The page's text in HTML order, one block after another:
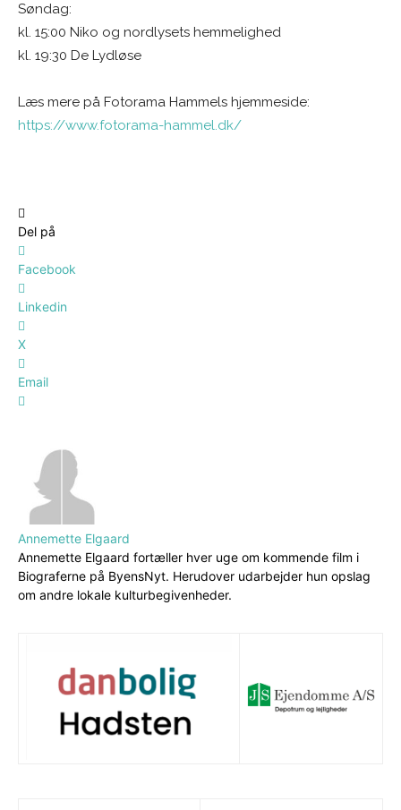
Søndag:
kl. 15:00 Niko og nordlysets hemmelighed
kl. 19:30 De Lydløse
Læs mere på Fotorama Hammels hjemmeside:
https://www.fotorama-hammel.dk/
Del på
Facebook
Linkedin
X
Email
Annemette Elgaard
Annemette Elgaard fortæller hver uge om kommende film i
Biograferne på ByensNyt. Herudover udarbejder hun opslag
om andre lokale kulturbegivenheder.